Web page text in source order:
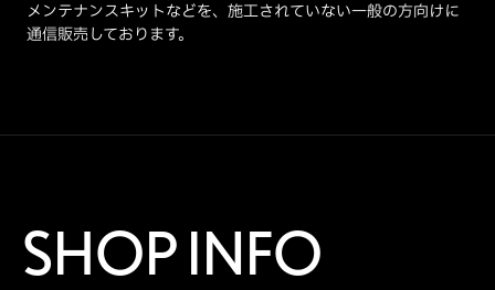
メンテナンスキットなどを、施工されていない一般の方向けに
通信販売しております。
SHOP INFO